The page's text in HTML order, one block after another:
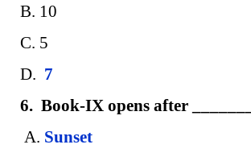
B. 10
C. 5
D. 7
6. Book-IX opens after
A. Sunset